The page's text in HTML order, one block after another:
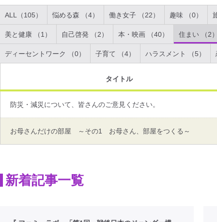
ALL（105） 悩める森 （4） 働き女子 （22） 趣味 （0）
美と健康 （1） 自己啓発 （2） 本・映画 （40） 住まい （2
ディーセントワーク （0） 子育て （4） ハラスメント （5）
タイトル
防災・減災について、皆さんのご意見ください。
お母さんだけの部屋 ～その1 お母さん、部屋をつくる～
新着記事一覧